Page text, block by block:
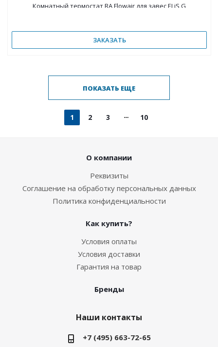
Комнатный термостат RA Flowair для завес ELiS G
ЗАКАЗАТЬ
ПОКАЗАТЬ ЕЩЕ
1 2 3 10
О компании
Реквизиты
Соглашение на обработку персональных данных
Политика конфиденциальности
Как купить?
Условия оплаты
Условия доставки
Гарантия на товар
Бренды
Наши контакты
+7 (495) 663-72-65